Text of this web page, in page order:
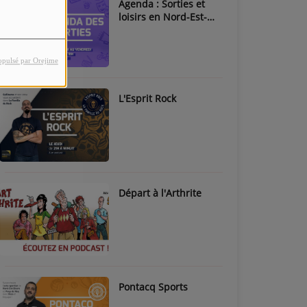
par Orejime
Agenda : Sorties et
loisirs en Nord-Est-
L'Esprit Rock
Départ à l'Arthrite
Pontacq Sports